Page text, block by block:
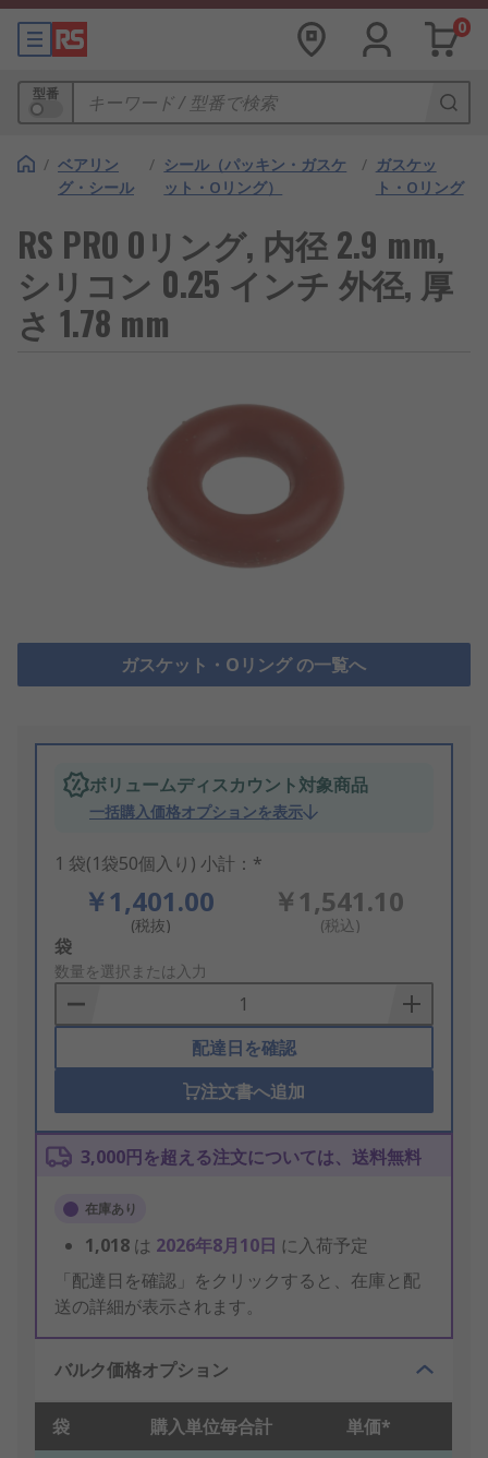
0
型番
/ ベアリン
グ・シール
/ シール（パッキン・ガスケ
ット・Oリング）
/ ガスケッ
ト・Oリング
RS PRO Oリング, 内径 2.9 mm,
シリコン 0.25 インチ 外径, 厚
さ 1.78 mm
ガスケット・Oリング の一覧へ
ボリュームディスカウント対象商品
一括購入価格オプションを表示
1 袋(1袋50個入り) 小計：*
￥1,401.00
(税抜)
￥1,541.10
(税込)
Add
to
Basket
袋
数量を選択または入力
配達日を確認
注文書へ追加
3,000円を超える注文については、送料無料
在庫あり
1,018 は 2026年8月10日 に入荷予定
「配達日を確認」をクリックすると、在庫と配
送の詳細が表示されます。
バルク価格オプション
袋 購入単位毎合計 単価*